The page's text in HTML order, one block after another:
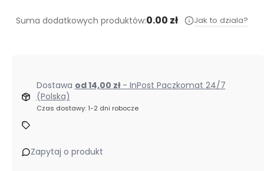
Suma dodatkowych produktów:0.00 zł Jak to dziala?
Dostawa od 14,00 zł - InPost Paczkomat 24/7
(Polska)
Czas dostawy: 1-2 dni robocze
Zapytaj o produkt